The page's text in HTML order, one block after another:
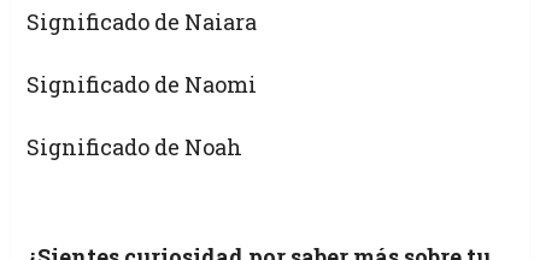
Significado de Naiara
Significado de Naomi
Significado de Noah